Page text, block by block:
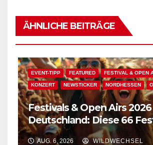
ÄHNLICHE BEITRÄGE
EVENT-TIPP FEATURED FESTIVAL & OPEN
KONZERT NEWSTICKER NORDHESSEN
Festivals & Open Airs
Deutschland: Diese 66
Events warten auf Dich!
AUG. 6, 2026 WILDWECHSEL